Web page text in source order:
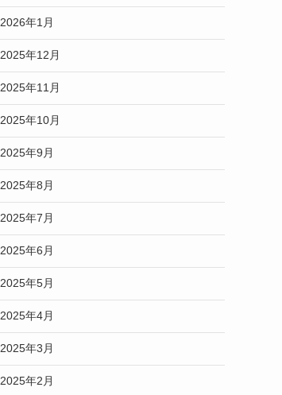
2026年1月
2025年12月
2025年11月
2025年10月
2025年9月
2025年8月
2025年7月
2025年6月
2025年5月
2025年4月
2025年3月
2025年2月